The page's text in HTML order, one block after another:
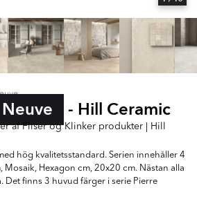
- Hill Ceramic
af Fliser og Klinker produkter | Hill
hög kvalitetsstandard. Serien innehåller 4
Hexagon cm, 20x20 cm. Nästan alla
Det finns 3 huvud färger i serie Pierre